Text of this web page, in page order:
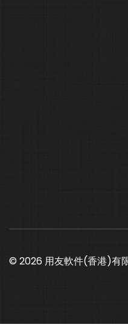
© 2026 用友軟件(香港)有